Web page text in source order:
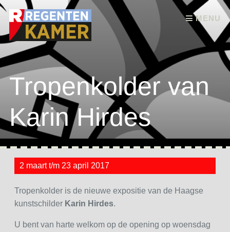
MENU
Skip to content
Tropenkolder van
Karin Hirdes
2 maart t/m 23 april 2017
Tropenkolder is de nieuwe expositie van de Haagse
kunstschilder Karin Hirdes.
U bent van harte welkom op de opening op woensdag